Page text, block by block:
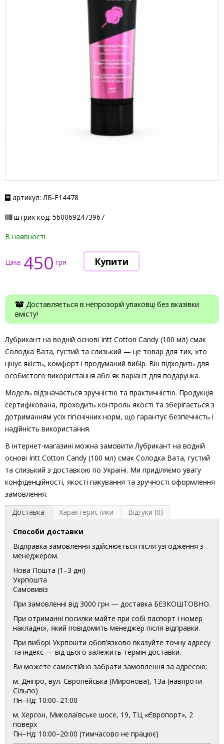
артикул: ЛБ-F14478
штрих код: 5600692473967
В наявності
Ціна: 450 грн
Доставляється в непрозорій упаковці без вказівки
вмісту!
Лубрикант на водній основі Intt Cotton Candy (100 мл) смак
Солодка Вата, густий та слизький — це товар для тих, хто
цінує якість, комфорт і продуманий вибір. Він підходить для
особистого використання або як варіант для подарунка.
Модель відзначається зручністю та практичністю. Продукція
сертифікована, проходить контроль якості та зберігається з
дотриманням усіх гігієнічних норм, що гарантує безпечність і
надійність використання.
В інтернет-магазині можна замовити Лубрикант на водній
основі Intt Cotton Candy (100 мл) смак Солодка Вата, густий
та слизький з доставкою по Україні. Ми приділяємо увагу
конфіденційності, якості пакування та зручності оформлення
замовлення.
Доставка
Характеристики Відгуки (0)
Способи доставки
Відправка замовлення здійснюється після узгодження з
менеджером.
Нова Пошта (1–3 дні)
Укрпошта
Самовивіз
При замовленні від 3000 грн — доставка БЕЗКОШТОВНО.
При отриманні посилки майте при собі паспорт і номер
накладної, який повідомить менеджер після відправки.
При виборі Укрпошти обов’язково вказуйте точну адресу
та індекс — від цього залежить термін доставки.
Ви можете самостійно забрати замовлення за адресою:
м. Дніпро, вул. Європейська (Миронова), 13а (навпроти
Сільпо)
Пн–Нд: 10:00–21:00
м. Херсон, Миколаївське шосе, 19, ТЦ «Європорт», 2
поверх
Пн–Нд: 10:00–20:00 (тимчасово не працює)